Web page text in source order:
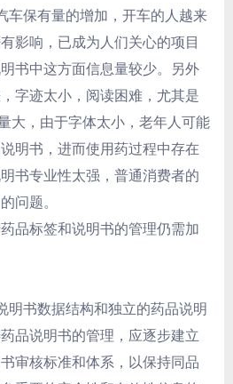
保有量的增加，开车的人越来
影响，已成为人们关心的项目
书中这方面信息量较少。另外
字迹太小，阅读困难，尤其是
大，由于字体太小，老年人可能
明书，进而使用药过程中存在
书专业性太强，普通消费者的
问题。
品标签和说明书的管理仍需加
书数据结构和独立的药品说明
品说明书的管理，应逐步建立
审核标准和体系，以保持同品